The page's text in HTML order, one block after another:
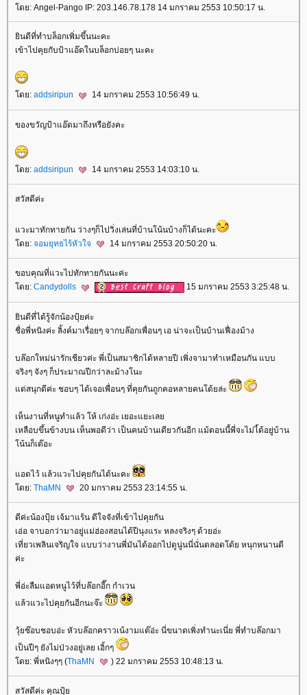
ดย: Angel-Pango IP: 203.146.78.178 14 มกราคม 2553 10:50:17 น.
ินดีที่ทำบล็อกเพิ่มขึ้นนะคะ
เข้าไปคุยกับป้าแอ๊ดในบล็อกบ่อยๆ นะคะ
ดย: addsiripun 14 มกราคม 2553 10:56:49 น.
ของขวัญป้าแอ๊ดมาถึงหรือยังคะ
ดย: addsiripun 14 มกราคม 2553 14:03:10 น.
สวัสดีค่ะ
วะมาทักทายกัน ว่างๆก็ไปวิ่งเล่นที่บ้านโน้นบ้างก็ได้นะคะ
ดย: จอมยุทธไร้หัวใจ 14 มกราคม 2553 20:50:20 น.
ขอบคุณที่แวะไปทักทายกันนะค่ะ
ดย: Candydolls 15 มกราคม 2553 3:25:48 น.
ินดีที่ได้รู้จักน้องปุ้ยค่ะ
ชื่อพี่หนิงค่ะ ลิ้งค์มาเรื่อยๆ จากบล๊อกเพื่อนๆ เอ น่าจะเป็นบ้านเฟื่องม้าง
บล๊อกใหม่น่ารักเชียวค่ะ พี่เป็นสมาชิกได้หลายปี เพิ่งจามาทำเหมือนกัน แบบ
จริงๆ จังๆ ก็ประมาณปีกว่าละม้างโนะ
ต่สนุกดีค่ะ ชอบๆ ได้เจอเพื่อนๆ ที่คุยกันถูกคอหลายคนโด้ยล่ะ
เห็นงานที่หนูทำแล้ว โห้ เก่งอ่ะ เยอะแยะเล
เหลือบขึ้นข้างบน เห็นพอดีว่า เป็นคนบ้านเดียวกันอีก แม้ตอนนี้พี่จะไม่ไ้ด้อยู่บ้าน
น้นก็เต๊อะ
อดไว้ แล้วแวะไปคุยกันได้นะคะ
ดย: ThaMN 20 มกราคม 2553 23:14:55 น.
ดีค่ะน้องปุ้ย เจ้มาแร้น ดีใจจังที่เข้าไปคุยกัน
เอ่อ จาบอกว่ามาอยู่แม่ฮ่องสอนได้ปีนุงแระ หลงจริงๆ ด้วยอ่ะ
เที่ยวเพลินเจริญใจ แบบว่างานพี่มันได้ออกไปดูนู่นนี่นั่นตลอดโด้ย หนุกหนานดี
ค่ะ
พี่อ่ะลืมแอดหนูไว้ที่บล๊อกอี๊ก กำเวน
ล้วแวะไปคุยกันอีกนะจ๊ะ
วุ้ยช๊อบชอบอ่ะ หัวบล๊อกคราวเน้งามแต๊อ่ะ นี่ขนาดเพิ่งทำนะเนี่ย พี่ทำบล๊อกมา
เป็นปีๆ ยังไม่ป่วงอยู่เลย เอิ้กๆ
ดย: พี่หนิงๆๆ (ThaMN ) 22 มกราคม 2553 10:48:13 น.
สวัสดีค่ะ คุณปุ้